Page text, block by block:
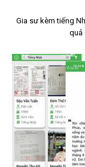
Gia sư kèm tiếng
quả